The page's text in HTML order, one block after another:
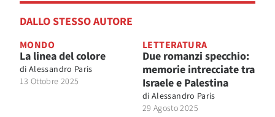
DALLO STESSO AUTORE
MONDO
La linea del colore
di Alessandro Paris
13 Ottobre 2025
LETTERATURA
Due romanzi specchio:
memorie intrecciate tra
Israele e Palestina
di Alessandro Paris
29 Agosto 2025